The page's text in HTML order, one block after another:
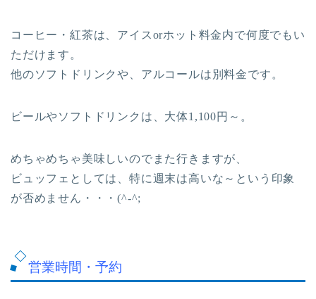
コーヒー・紅茶は、アイスorホット料金内で何度でもい
ただけます。
他のソフトドリンクや、アルコールは別料金です。
ビールやソフトドリンクは、大体1,100円～。
めちゃめちゃ美味しいのでまた行きますが、
ビュッフェとしては、特に週末は高いな～という印象
が否めません・・・(^-^;
営業時間・予約